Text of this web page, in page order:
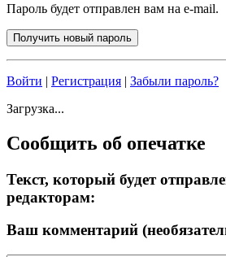
Пароль будет отправлен вам на e-mail.
Войти | Регистрация | Забыли пароль?
Загрузка...
Сообщить об опечатке
Текст, который будет
редакторам:
Ваш комментарий